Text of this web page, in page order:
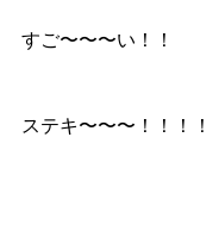
すご〜〜〜い！！
ステキ〜〜〜！！！！